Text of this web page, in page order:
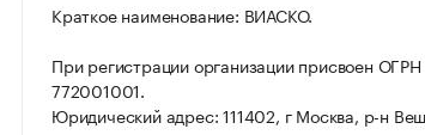
Краткое наименование: ВИАСКО.
При регистрации организации присвоен
772001001.
Юридический адрес: 111402, г Москва, р-н